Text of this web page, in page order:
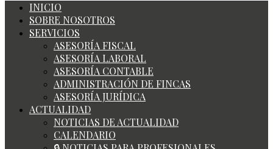
INICIO
SOBRE NOSOTROS
SERVICIOS
ASESORÍA FISCAL
ASESORÍA LABORAL
ASESORÍA CONTABLE
ADMINISTRACIÓN DE FINCAS
ASESORÍA JURÍDICA
ACTUALIDAD
NOTICIAS DE ACTUALIDAD
CALENDARIO